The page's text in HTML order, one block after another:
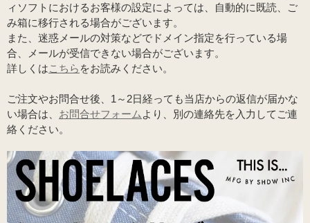
ィソフトにおけるお客様の設定によっては、自動的に既読、ご
み箱に移行される場合がございます。
また、迷惑メールの対策などでドメイン指定を行っている場
合、メールが受信できない場合がございます。
詳しくはこちら をお読みください。
ご注文やお問合せ後、1～2日経っても当店からの返信が届かな
い場合は、 お問合せフォームより、別の連絡先を入力してご連
絡ください。